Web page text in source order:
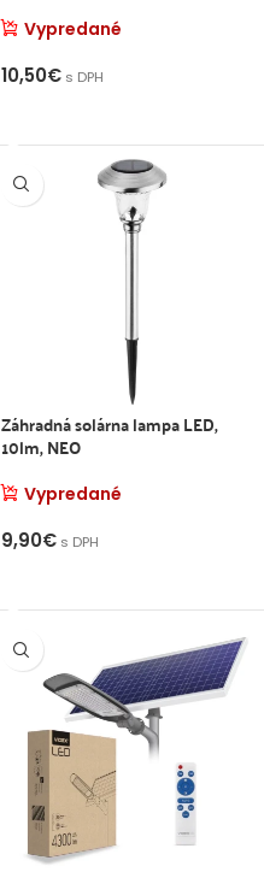
Vypredané
10,50€s DPH
Záhradná solárna lampa LED,
10lm, NEO
Vypredané
9,90€s DPH